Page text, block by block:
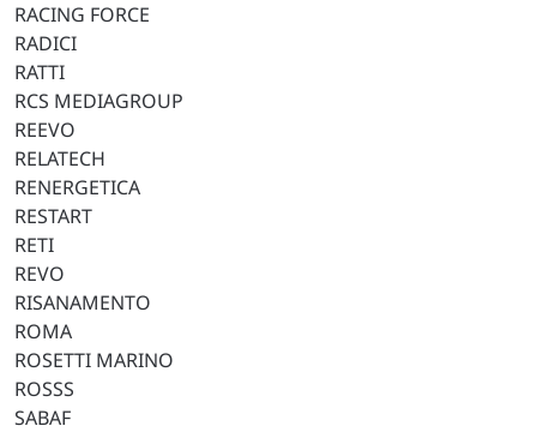
RACING FORCE
RADICI
RATTI
RCS MEDIAGROUP
REEVO
RELATECH
RENERGETICA
RESTART
RETI
REVO
RISANAMENTO
ROMA
ROSETTI MARINO
ROSSS
SABAF